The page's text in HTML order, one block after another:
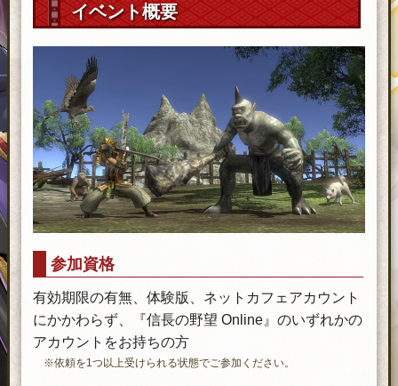
イベント概要
参加資格
有効期限の有無、体験版、ネットカフェアカウント
にかかわらず、『信長の野望 Online』のいずれかの
アカウントをお持ちの方
※依頼を1つ以上受けられる状態でご参加ください。